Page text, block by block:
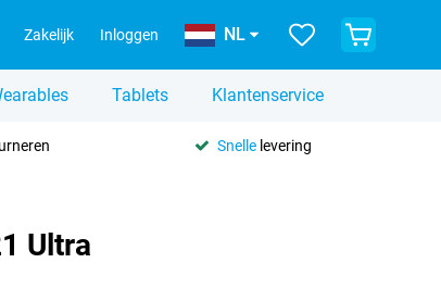
Zakelijk Inloggen NL
Tablets Klantenservice
Snellelevering
Ultra